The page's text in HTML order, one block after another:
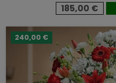
185,00 €
240,00 €